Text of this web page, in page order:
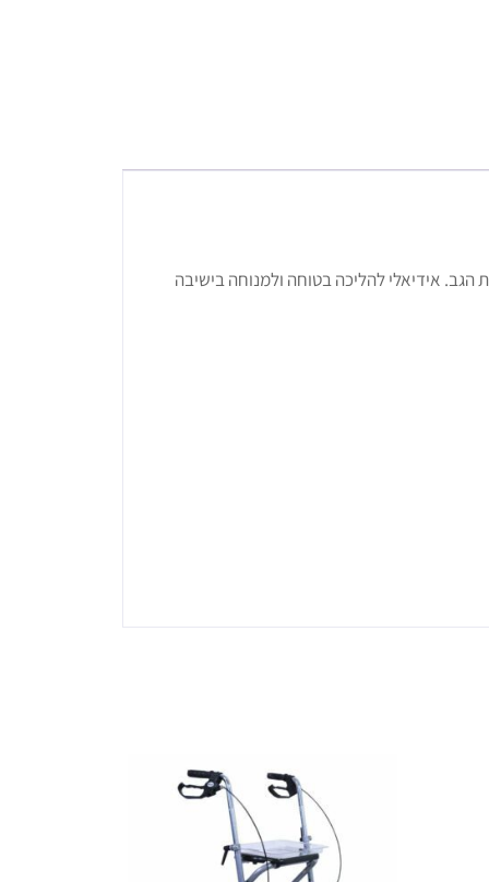
אידיאלי להליכה בטוחה ולמנוחה בישיבה